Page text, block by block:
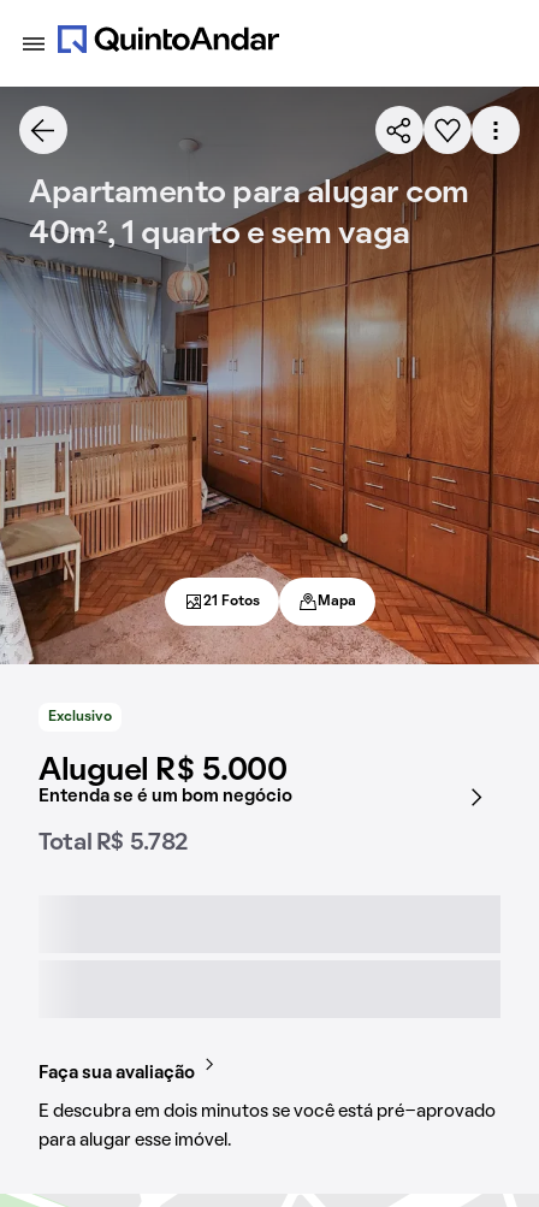
Exclusivo
Aluguel R$ 5.000
Entenda se é um bom negócio
Total R$ 5.782
Faça sua avaliação
E descubra em dois minutos se você está pré-aprovado
para alugar esse imóvel.
Apartamento para alugar com
40m², 1 quarto e sem vaga
21 Fotos Mapa